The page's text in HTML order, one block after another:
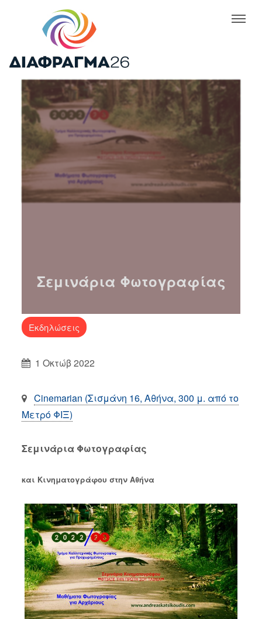
Σεμινάρια Φωτογραφίας
Εκδηλώσεις
1 Οκτώβ 2022
Cinemarian (Σισμάνη 16, Αθήνα, 300 μ. από το
Μετρό ΦΙΞ)
Σεμινάρια Φωτογραφίας
και Κινηματογράφου στην Αθήνα